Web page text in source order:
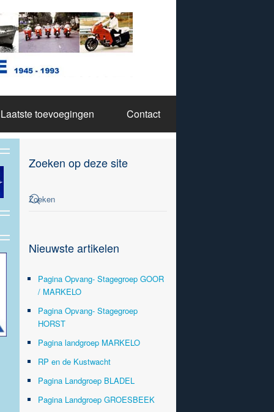
Laatste toevoegingen Contact
Zoeken op deze site
Nieuwste artikelen
Pagina Opvang- Stagegroep GOOR
/ MARKELO
Pagina Opvang- Stagegroep
HORST
Pagina landgroep MARKELO
RP en de Kustwacht
Pagina Landgroep BLADEL
Pagina Landgroep GROESBEEK